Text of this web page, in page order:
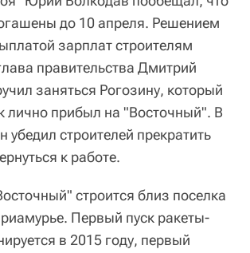
до 10 апреля. Решением
зарплат строителям
правительства Дмитрий
заняться Рогозину, который
лично прибыл на "Восточный". В
убедил строителей прекратить
к работе.
строится близ поселка
Первый пуск ракеты-
в 2015 году, первый